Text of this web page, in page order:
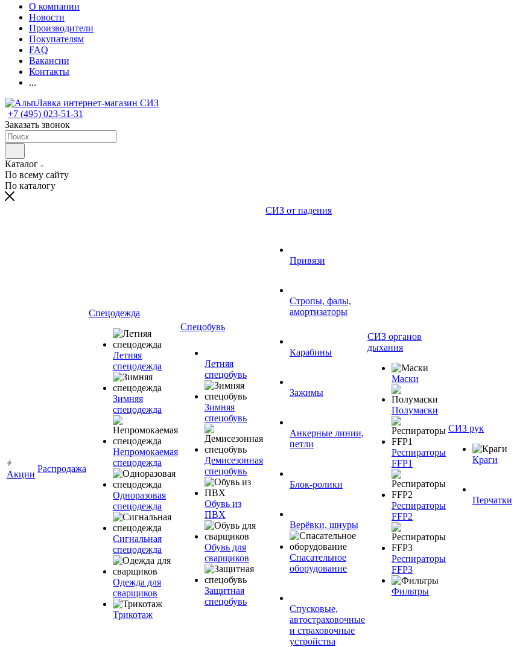
О компании
Новости
Производители
Покупателям
FAQ
Вакансии
Контакты
...
+7 (495) 023-51-31
Заказать звонок
Каталог
По всему сайту
По каталогу
Акции
Распродажа
Спецодежда
Летняя
спецодежда
Зимняя
спецодежда
Непромокаемая
спецодежда
Одноразовая
спецодежда
Сигнальная
спецодежда
Одежда для
сварщиков
Трикотаж
Спецобувь
Летняя
спецобувь
Зимняя
спецобувь
Демисезонная
спецобувь
Обувь из
ПВХ
Обувь для
сварщиков
Защитная
спецобувь
СИЗ от падения
Привязи
Стропы, фалы,
амортизаторы
Карабины
Зажимы
Анкерные линии,
петли
Блок-ролики
Верёвки, шнуры
Спасательное
оборудование
Спусковые,
автостраховочные
и страховочные
устройства
СИЗ органов
дыхания
Маски
Полумаски
Респираторы
FFP1
Респираторы
FFP2
Респираторы
FFP3
Фильтры
СИЗ рук
Краги
Перчатки